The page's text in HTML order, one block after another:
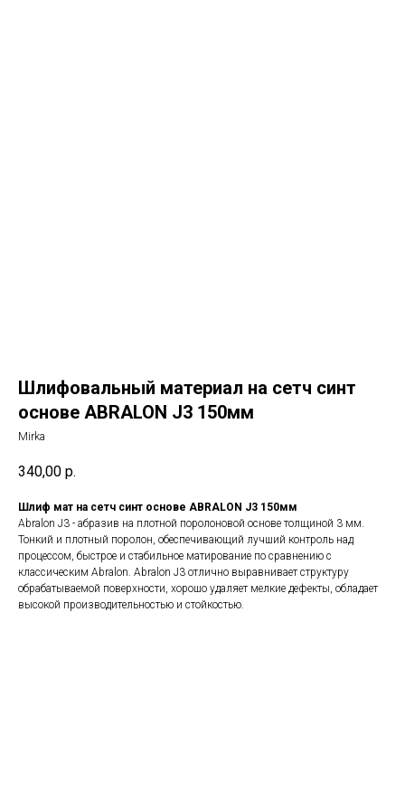
Шлифовальный материал на сетч синт
основе ABRALON J3 150мм
Mirka
340,00 р.
Шлиф мат на сетч синт основе ABRALON J3 150мм
Abralon J3 - абразив на плотной поролоновой основе толщиной 3 мм.
Тонкий и плотный поролон, обеспечивающий лучший контроль над
процессом, быстрое и стабильное матирование по сравнению с
классическим Abralon. Abralon J3 отлично выравнивает структуру
обрабатываемой поверхности, хорошо удаляет мелкие дефекты, обладает
высокой производительностью и стойкостью.